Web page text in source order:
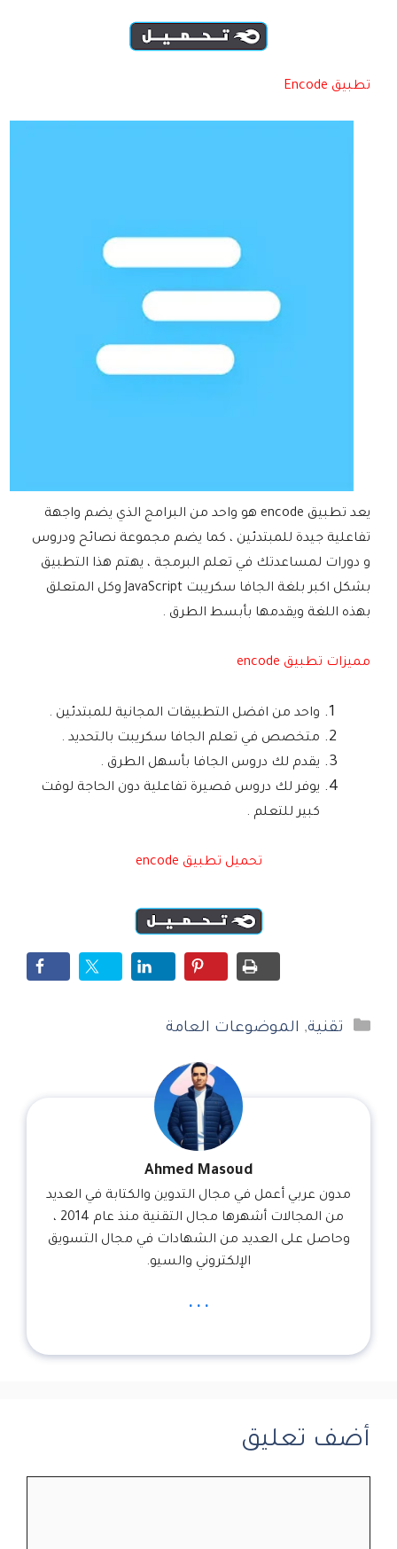
تطبيق Encode
يعد تطبيق encode هو واحد من البرامج الذي يضم واجهة
تفاعلية جيدة للمبتدئين ، كما يضم مجموعة نصائح ودروس
و دورات لمساعدتك في تعلم البرمجة ، يهتم هذا التطبيق
بشكل اكبر بلغة الجافا سكريبت JavaScript وكل المتعلق
بهذه اللغة ويقدمها بأبسط الطرق .
مميزات تطبيق encode
واحد من افضل التطبيقات المجانية للمبتدئين .
متخصص في تعلم الجافا سكريبت بالتحديد .
يقدم لك دروس الجافا بأسهل الطرق .
يوفر لك دروس قصيرة تفاعلية دون الحاجة لوقت
كبير للتعلم .
تحميل تطبيق encode
التصنيفات
تقنية,الموضوعات العامة
Ahmed Masoud
مدون عربي أعمل في مجال التدوين والكتابة في العديد
من المجالات أشهرها مجال التقنية منذ عام 2014 ،
وحاصل على العديد من الشهادات في مجال التسويق
الإلكتروني والسيو.
...
أضف تعليق